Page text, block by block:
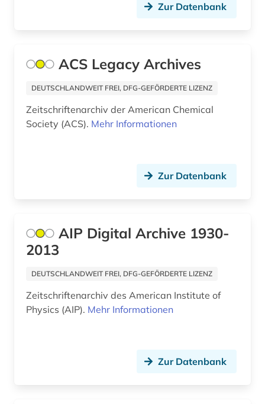
Zur Datenbank
ACS Legacy Archives
DEUTSCHLANDWEIT FREI, DFG-GEFÖRDERTE LIZENZ
Zeitschriftenarchiv der American Chemical
Society (ACS). Mehr Informationen
Zur Datenbank
AIP Digital Archive 1930-
2013
DEUTSCHLANDWEIT FREI, DFG-GEFÖRDERTE LIZENZ
Zeitschriftenarchiv des American Institute of
Physics (AIP). Mehr Informationen
Zur Datenbank